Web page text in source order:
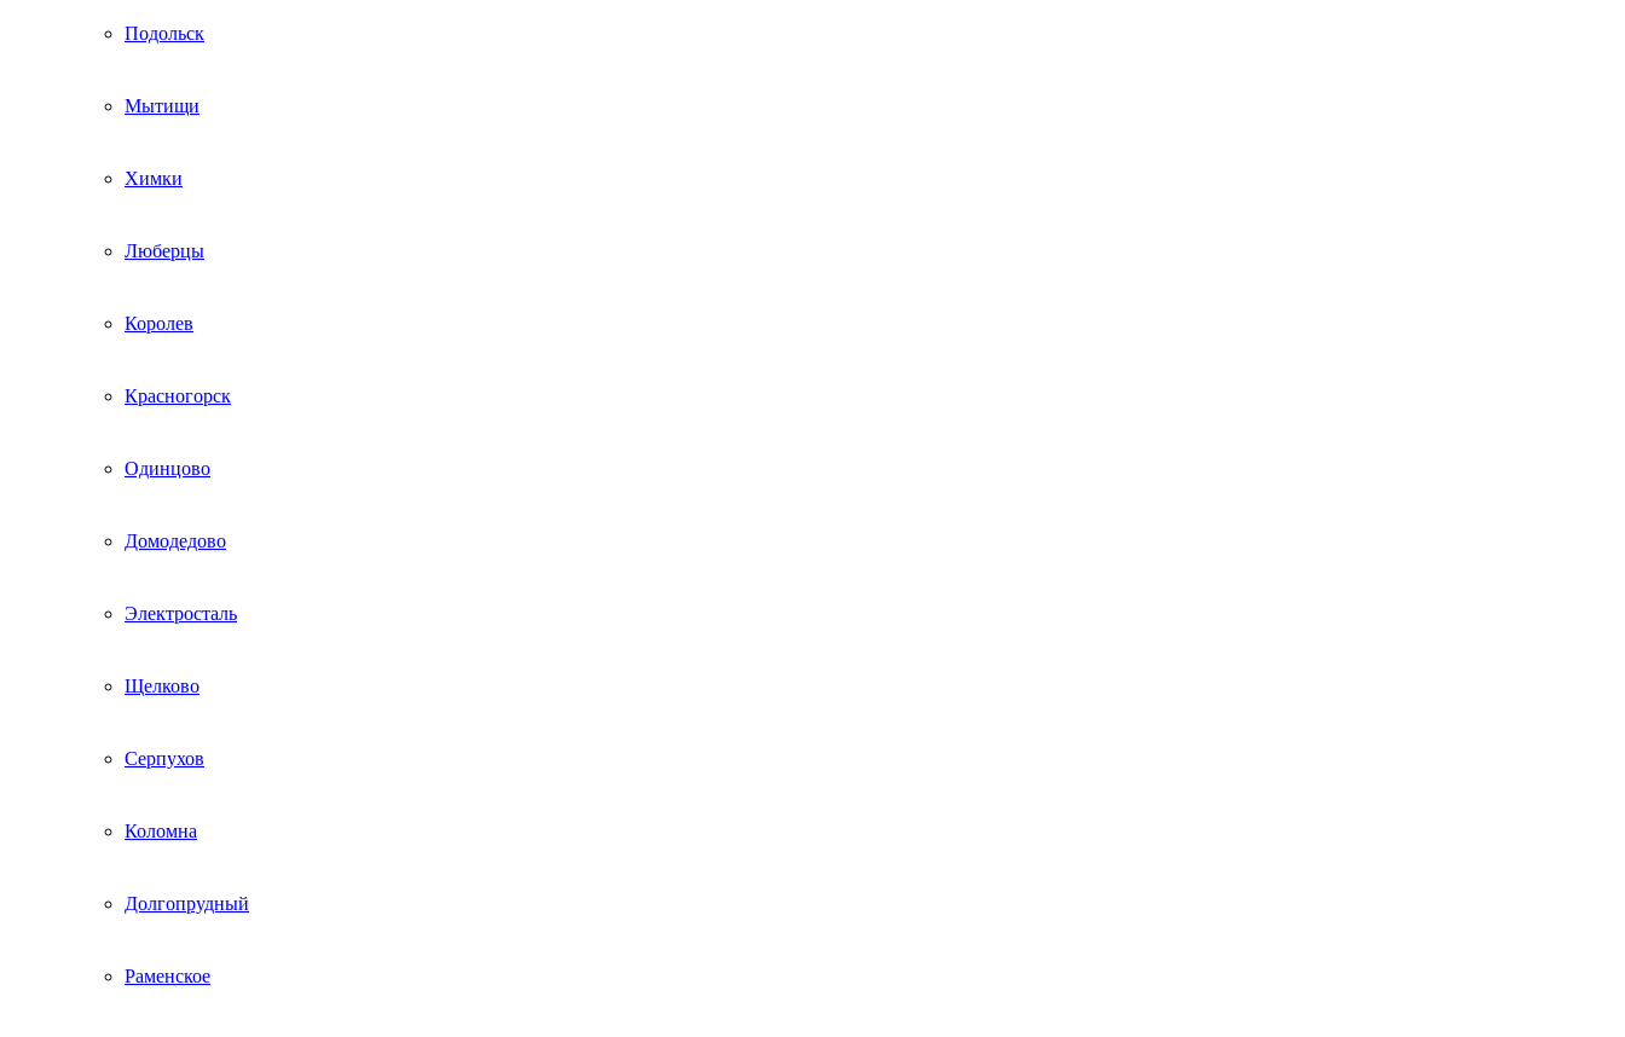
Подольск
Мытищи
Химки
Люберцы
Королев
Красногорск
Одинцово
Домодедово
Электросталь
Щелково
Серпухов
Коломна
Долгопрудный
Раменское